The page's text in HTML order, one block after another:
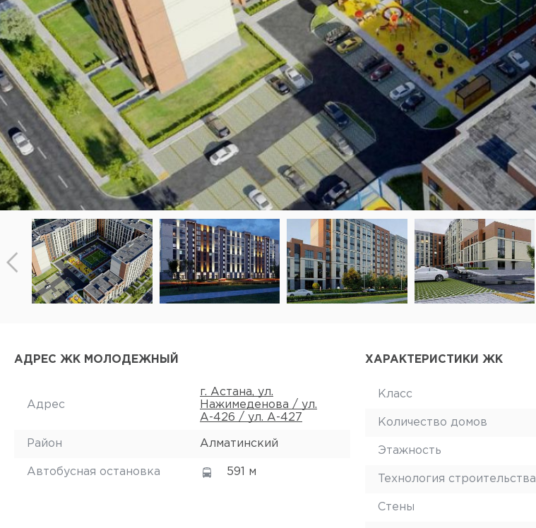
АДРЕС ЖК МОЛОДЕЖНЫЙ
Адрес
г. Астана, ул.
Нажимеденова / ул.
А-426 / ул. А-427
Район Алматинский
Автобусная остановка 591 м
ХАРАКТЕРИСТИКИ ЖК
Класс
Количество домов
Этажность
Технология строительства
Стены